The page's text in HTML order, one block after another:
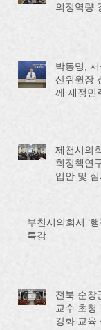
의정역량
박동명,
산위원장
께 재정민
제천시의
회정책연
입안 및 심
부천시의회서 ‘
특강
전북 순창
교수 초청
강화 교육